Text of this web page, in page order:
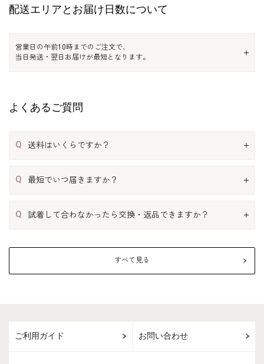
配送エリアとお届け日数について
営業日の午前10時までのご注文で、
当日発送・翌日お届けが最短となります。
よくあるご質問
Q 送料はいくらですか？
Q 最短でいつ届きますか？
Q 試着して合わなかったら交換・返品できますか？
すべて見る
ご利用ガイド お問い合わせ